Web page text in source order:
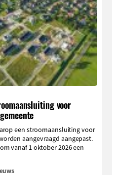
voor
een stroomaansluiting voor
aangevraagd aangepast.
vanaf 1 oktober 2026 een